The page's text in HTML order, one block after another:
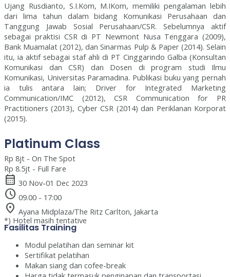
Ujang Rusdianto, S.I.Kom, M.IKom, memiliki pengalaman lebih
dari lima tahun dalam bidang Komunikasi Perusahaan dan
Tanggung Jawab Sosial Perusahaan/CSR. Sebelumnya aktif
sebagai praktisi CSR di PT Newmont Nusa Tenggara (2009),
Bank Muamalat (2012), dan Sinarmas Pulp & Paper (2014). Selain
itu, ia aktif sebagai staf ahli di PT Cinggarindo Galba (Konsultan
Komunikasi dan CSR) dan Dosen di program studi Ilmu
Komunikasi, Universitas Paramadina. Publikasi buku yang pernah
ia tulis antara lain; Driver for Integrated Marketing
Communication/IMC (2012), CSR Communication for PR
Practitioners (2013), Cyber CSR (2014) dan Periklanan Korporat
(2015).
Platinum Class
Rp 8jt - On The Spot
Rp 8.5jt - Full Fare
calendar_month 30 Nov-01 Dec 2023
schedule 09.00 - 17:00
location_on Ayana Midplaza/The Ritz Carlton, Jakarta
*) Hotel masih tentative
Fasilitas Training
Modul pelatihan dan seminar kit
Sertifikat pelatihan
Makan siang dan cofee-break